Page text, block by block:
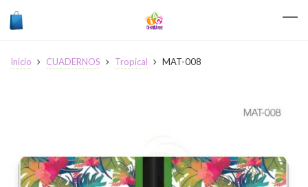
Inicio CUADERNOS Tropical MAT-008